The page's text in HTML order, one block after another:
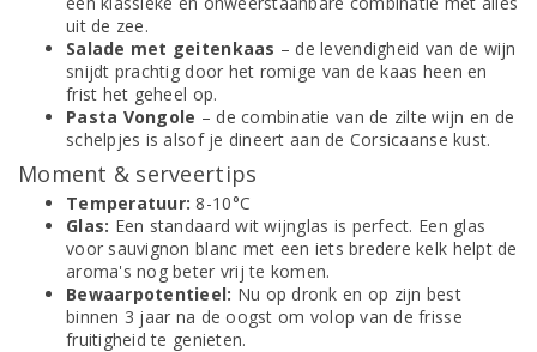
uit de zee.
Salade met geitenkaas – de levendigheid van de wijn
snijdt prachtig door het romige van de kaas heen en
frist het geheel op.
Pasta Vongole – de combinatie van de zilte wijn en de
schelpjes is alsof je dineert aan de Corsicaanse kust.
Moment & serveertips
Temperatuur: 8-10°C
Glas: Een standaard wit wijnglas is perfect. Een glas
voor sauvignon blanc met een iets bredere kelk helpt de
aroma's nog beter vrij te komen.
Bewaarpotentieel: Nu op dronk en op zijn best
binnen 3 jaar na de oogst om volop van de frisse
fruitigheid te genieten.